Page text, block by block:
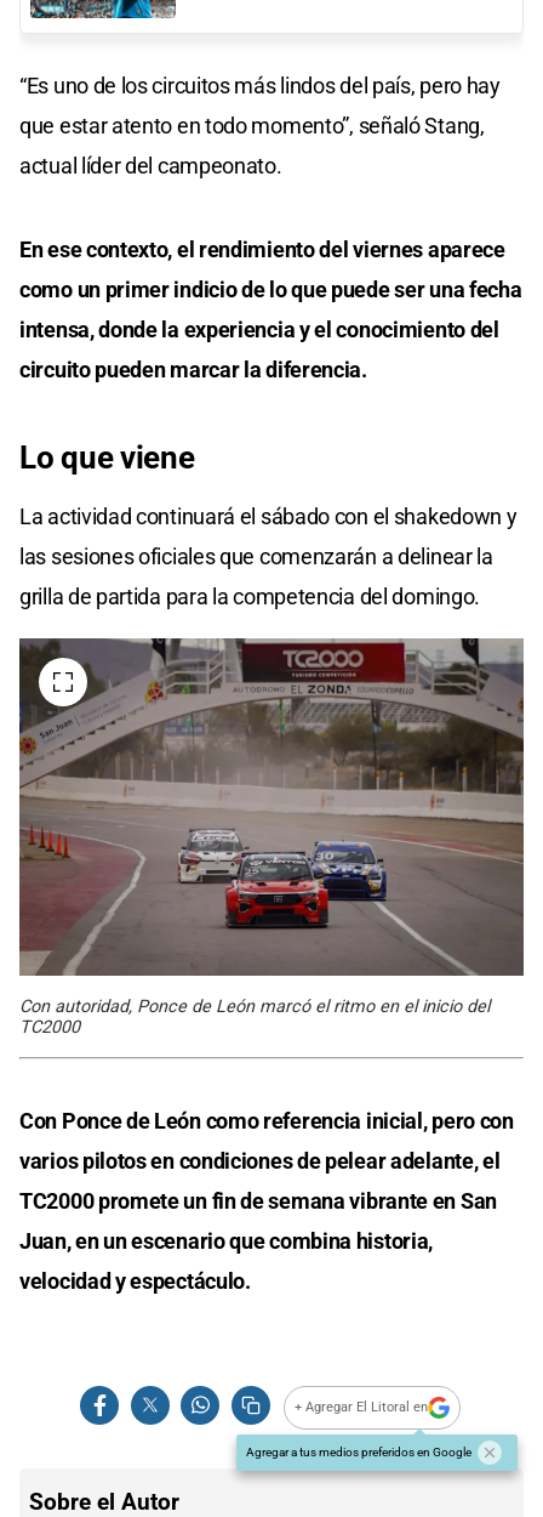
“Es uno de los circuitos más lindos del país, pero hay
que estar atento en todo momento”, señaló Stang,
actual líder del campeonato.
En ese contexto, el rendimiento del viernes aparece
como un primer indicio de lo que puede ser una fecha
intensa, donde la experiencia y el conocimiento del
circuito pueden marcar la diferencia.
Lo que viene
La actividad continuará el sábado con el shakedown y
las sesiones oficiales que comenzarán a delinear la
grilla de partida para la competencia del domingo.
Con autoridad, Ponce de León marcó el ritmo en el inicio del
TC2000
Con Ponce de León como referencia inicial, pero con
varios pilotos en condiciones de pelear adelante, el
TC2000 promete un fin de semana vibrante en San
Juan, en un escenario que combina historia,
velocidad y espectáculo.
+ Agregar El Litoral en
Agregar a tus medios preferidos en Google
Sobre el Autor